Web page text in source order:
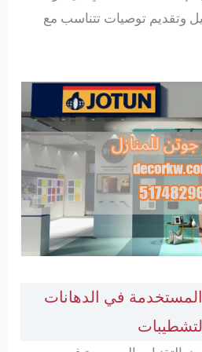
وتقديم توصيات تتناسب مع
المستخدمة في الدهانات